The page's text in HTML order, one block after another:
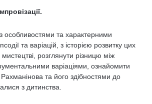
особливостями та характерними
та варіацій, з історією розвитку цих
розглянути різницю між
варіаціями, ознайомити
Рахманінова та його здібностями до
з дитинства.